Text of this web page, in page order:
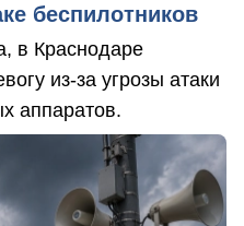
беспилотников
в Краснодаре
из-за угрозы атаки
аппаратов.